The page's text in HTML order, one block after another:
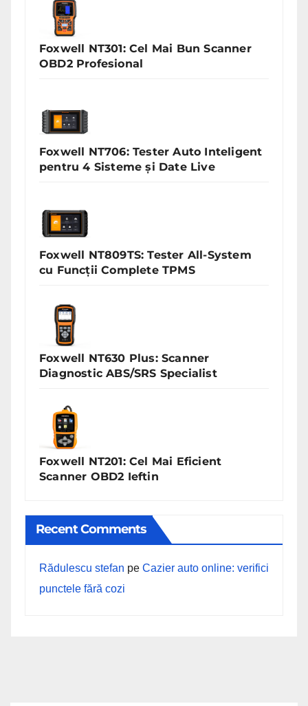
Foxwell NT301: Cel Mai Bun Scanner
OBD2 Profesional
Foxwell NT706: Tester Auto Inteligent
pentru 4 Sisteme și Date Live
Foxwell NT809TS: Tester All-System
cu Funcții Complete TPMS
Foxwell NT630 Plus: Scanner
Diagnostic ABS/SRS Specialist
Foxwell NT201: Cel Mai Eficient
Scanner OBD2 Ieftin
Recent Comments
Rădulescu stefan pe Cazier auto online: verifici
punctele fără cozi